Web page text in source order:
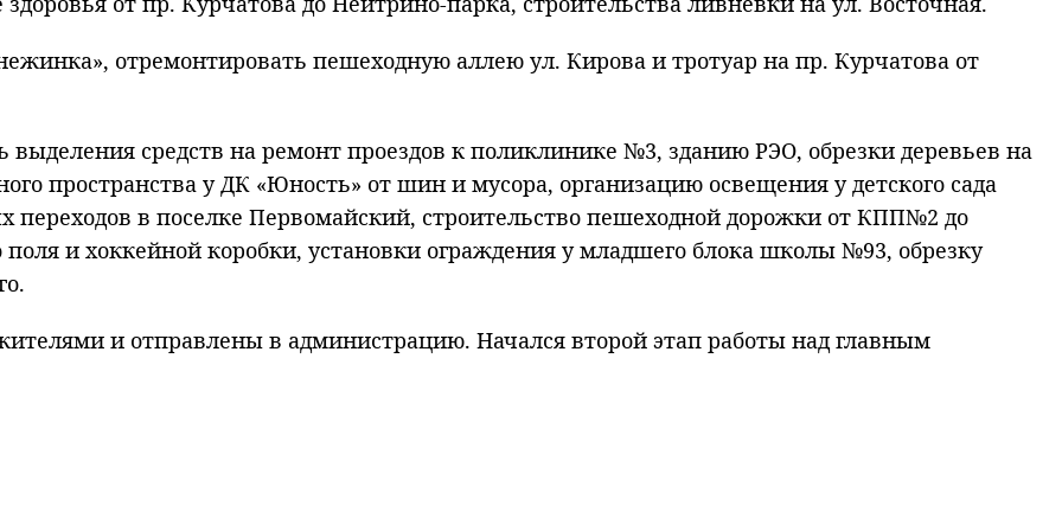
отремонтировать пешеходную аллею ул. Кирова и тротуар на пр. Курчатова от
выделения средств на ремонт проездов к поликлинике №3, зданию РЭО, обрезки деревьев на
пространства у ДК «Юность» от шин и мусора, организацию освещения у детского сада
переходов в поселке Первомайский, строительство пешеходной дорожки от КПП№2 до
и хоккейной коробки, установки ограждения у младшего блока школы №93, обрезку
и отправлены в администрацию. Начался второй этап работы над главным